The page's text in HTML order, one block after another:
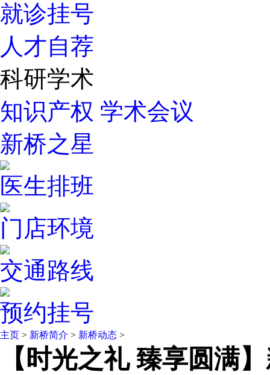
就诊挂号
人才自荐
科研学术
知识产权 学术会议
新桥之星
医生排班
门店环境
交通路线
预约挂号
主页 > 新桥简介 > 新桥动态 >
【时光之礼 臻享圆满